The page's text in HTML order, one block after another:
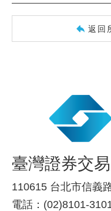
返回
臺灣證券交
110615 台北市信義
電話：(02)8101-